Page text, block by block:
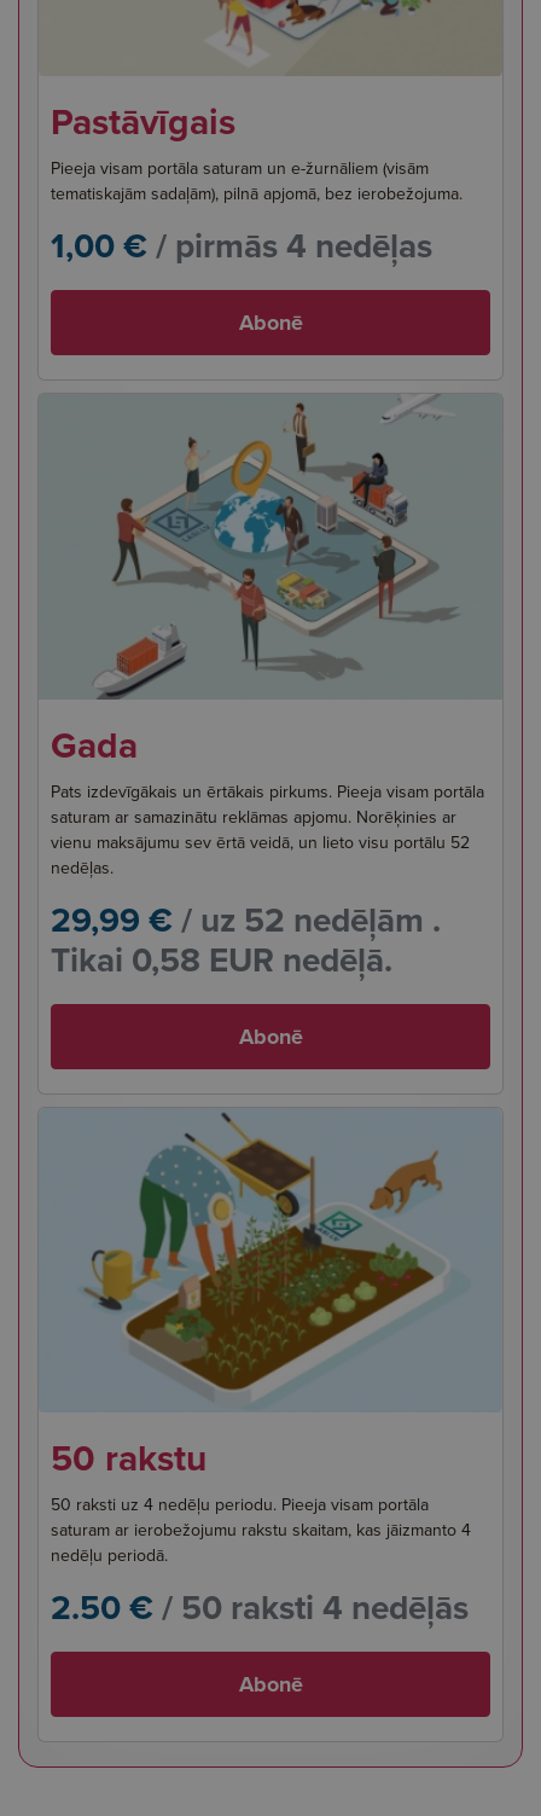
Pastāvīgais
Pieeja visam portāla saturam un e-žurnāliem (visām
tematiskajām sadaļām), pilnā apjomā, bez ierobežojuma.
1,00 €/ pirmās 4 nedēļas
Abonē
Gada
Pats izdevīgākais un ērtākais pirkums. Pieeja visam portāla
saturam ar samazinātu reklāmas apjomu. Norēķinies ar
vienu maksājumu sev ērtā veidā, un lieto visu portālu 52
nedēļas.
29,99 €/ uz 52 nedēļām .
Tikai 0,58 EUR nedēļā.
Abonē
50 rakstu
50 raksti uz 4 nedēļu periodu. Pieeja visam portāla
saturam ar ierobežojumu rakstu skaitam, kas jāizmanto 4
nedēļu periodā.
2.50 €/ 50 raksti 4 nedēļās
Abonē